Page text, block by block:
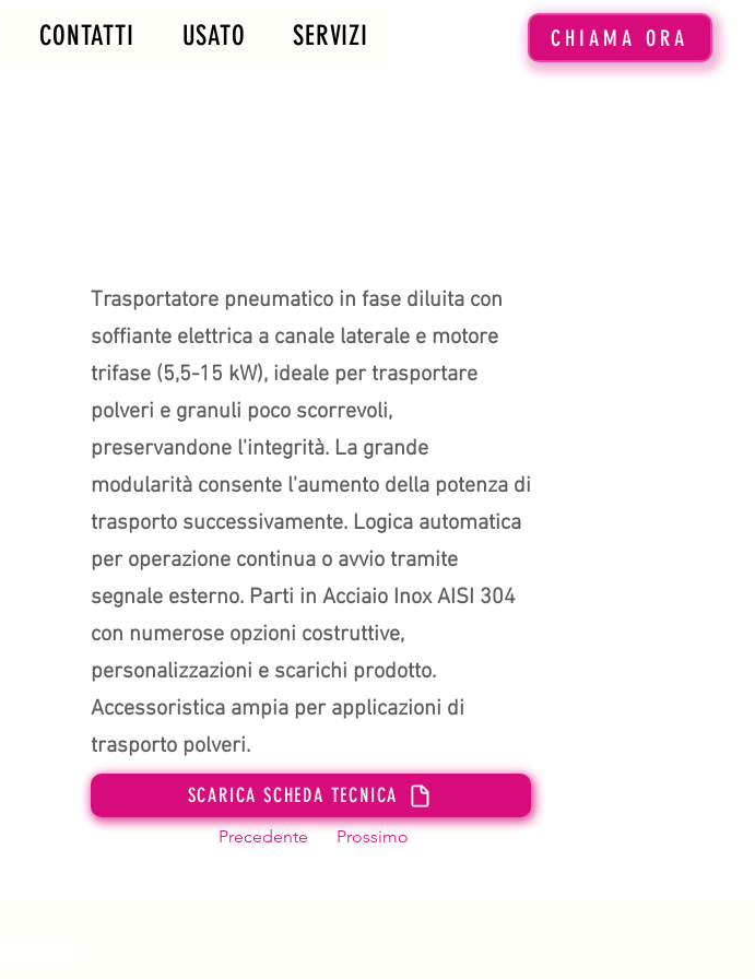
CONTATTI USATO SERVIZI CHIAMA ORA
Trasportatore pneumatico in fase diluita con
soffiante elettrica a canale laterale e motore
trifase (5,5-15 kW), ideale per trasportare
polveri e granuli poco scorrevoli,
preservandone l'integrità. La grande
modularità consente l'aumento della potenza di
trasporto successivamente. Logica automatica
per operazione continua o avvio tramite
segnale esterno. Parti in Acciaio Inox AISI 304
con numerose opzioni costruttive,
personalizzazioni e scarichi prodotto.
Accessoristica ampia per applicazioni di
trasporto polveri.
SCARICA SCHEDA TECNICA
Precedente Prossimo